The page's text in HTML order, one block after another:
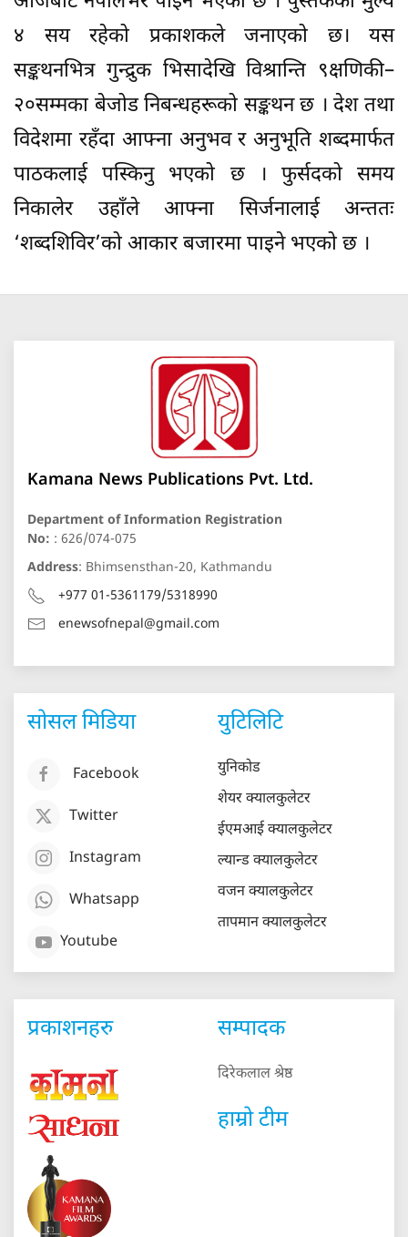
४ सय रहेको प्रकाशकले जनाएको छ। यस
सङ्कथनभित्र गुन्द्रुक भिसादेखि विश्रान्ति ९क्षणिकी–
२०सम्मका बेजोड निबन्धहरूको सङ्कथन छ । देश तथा
विदेशमा रहँदा आफ्ना अनुभव र अनुभूति शब्दमार्फत
पाठकलाई पस्किनु भएको छ । फुर्सदको समय
निकालेर उहाँले आफ्ना सिर्जनालाई अन्ततः
‘शब्दशिविर’को आकार बजारमा पाइने भएको छ ।
Kamana News Publications Pvt. Ltd.
Department of Information Registration
No: : 626/074-075
Address: Bhimsensthan-20, Kathmandu
+977 01-5361179/5318990
enewsofnepal@gmail.com
सोसल मिडिया
Facebook
Twitter
Instagram
Whatsapp
Youtube
युटिलिटि
युनिकोड
शेयर क्यालकुलेटर
ईएमआई क्यालकुलेटर
ल्यान्ड क्यालकुलेटर
वजन क्यालकुलेटर
तापमान क्यालकुलेटर
प्रकाशनहरु सम्पादक
दिरेकलाल श्रेष्ठ
हाम्रो टीम